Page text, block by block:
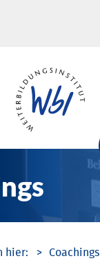
Coachings